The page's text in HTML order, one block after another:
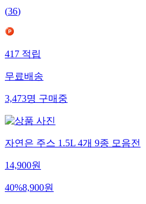
(36)
417적립
무료배송
3,473명구매중
자연은 주스 1.5L 4개 9종 모음전
14,900원
40%8,900원